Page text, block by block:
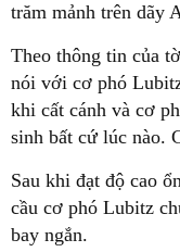
trăm mảnh trên dãy
Theo thông tin của
nói với cơ phó
khi cất cánh và cơ
sinh bất cứ lúc nào.
Sau khi đạt độ cao
cầu cơ phó Lubitz
bay ngắn.